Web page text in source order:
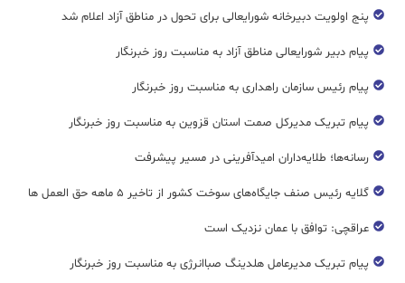
پنج اولویت دبیرخانه شورایعالی برای تحول در مناطق آزاد اعلام شد
پیام دبیر شورایعالی مناطق آزاد به مناسبت روز خبرنگار
پیام رئیس سازمان راهداری به مناسبت روز خبرنگار
پیام تبریک مدیرکل صمت استان قزوین به مناسبت روز خبرنگار
رسانه‌ها؛ طلایه‌داران امیدآفرینی در مسیر پیشرفت
گلایه رئیس صنف جایگاه‌های سوخت کشور از تاخیر ۵ ماهه حق العمل ها
عراقچی: توافق با عمان نزدیک است
پیام تبریک مدیرعامل هلدینگ صباانرژی به مناسبت روز خبرنگار